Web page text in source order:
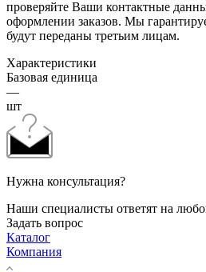
проверяйте Ваши контактные
оформлении заказов. Мы
будут переданы третьим лицам.
Характеристики
Базовая единица
—
шт
Нужна консультация?
Наши специалисты ответят на
Задать вопрос
Каталог
Компания